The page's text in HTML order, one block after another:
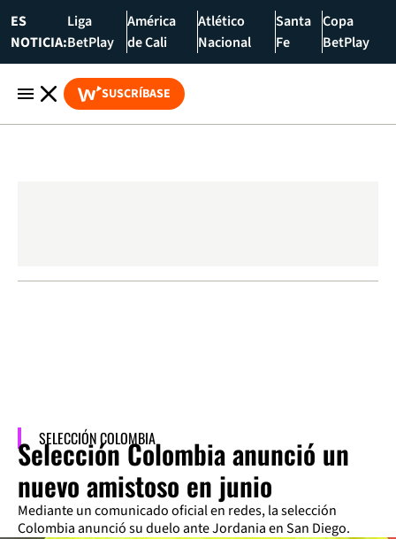
ES
NOTICIA:
Liga
BetPlay
América
de Cali
Atlético
Nacional
Santa
Fe
Copa
BetPlay
SUSCRÍBASE
SELECCIÓN COLOMBIA
Selección Colombia anunció un
nuevo amistoso en junio
Mediante un comunicado oficial en redes, la selección
Colombia anunció su duelo ante Jordania en San Diego.